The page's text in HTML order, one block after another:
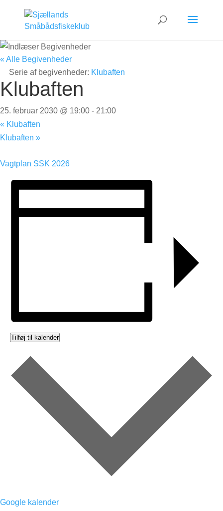
« Alle Begivenheder
Serie af begivenheder: Klubaften
Klubaften
25. februar 2030 @ 19:00 - 21:00
« Klubaften
Klubaften »
Vagtplan SSK 2026
Tilføj til kalender
Google kalender